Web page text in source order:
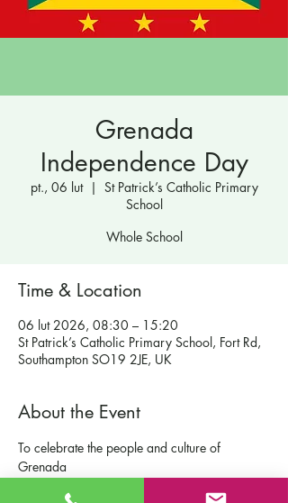
Grenada
Independence Day
pt., 06 lut
  |
St Patrick’s Catholic Primary
School
Whole School
Time & Location
06 lut 2026, 08:30 – 15:20
St Patrick’s Catholic Primary School, Fort Rd,
Southampton SO19 2JE, UK
About the Event
To celebrate the people and culture of
Grenada